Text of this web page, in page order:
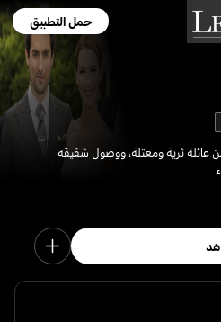
حمل التطبيق
عائلة ثرية ومعتلة، ووصول شقيقه